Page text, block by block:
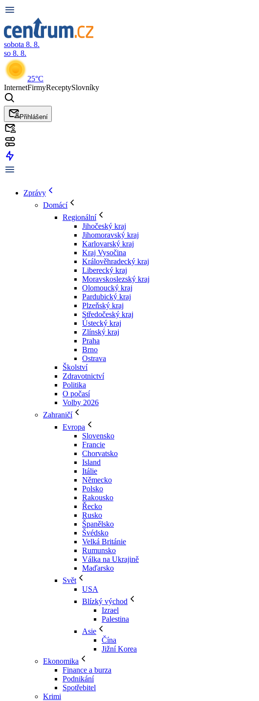
sobota 8. 8.
so 8. 8.
25°C
InternetFirmyReceptySlovníky
Přihlášení
Zprávy
Domácí
Regionální
Jihočeský kraj
Jihomoravský kraj
Karlovarský kraj
Kraj Vysočina
Králověhradecký kraj
Liberecký kraj
Moravskoslezský kraj
Olomoucký kraj
Pardubický kraj
Plzeňský kraj
Středočeský kraj
Ústecký kraj
Zlínský kraj
Praha
Brno
Ostrava
Školství
Zdravotnictví
Politika
O počasí
Volby 2026
Zahraničí
Evropa
Slovensko
Francie
Chorvatsko
Island
Itálie
Německo
Polsko
Rakousko
Řecko
Rusko
Španělsko
Švédsko
Velká Británie
Rumunsko
Válka na Ukrajině
Maďarsko
Svět
USA
Blízký východ
Izrael
Palestina
Asie
Čína
Jižní Korea
Ekonomika
Finance a burza
Podnikání
Spotřebitel
Krimi